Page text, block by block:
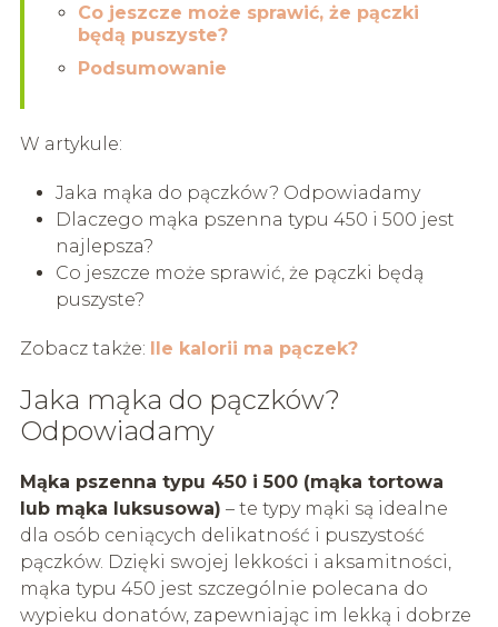
Co jeszcze może sprawić, że pączki
będą puszyste?
Podsumowanie
W artykule:
Jaka mąka do pączków? Odpowiadamy
Dlaczego mąka pszenna typu 450 i 500 jest
najlepsza?
Co jeszcze może sprawić, że pączki będą
puszyste?
Zobacz także: Ile kalorii ma pączek?
Jaka mąka do pączków?
Odpowiadamy
Mąka pszenna typu 450 i 500 (mąka tortowa
lub mąka luksusowa) – te typy mąki są idealne
dla osób ceniących delikatność i puszystość
pączków. Dzięki swojej lekkości i aksamitności,
mąka typu 450 jest szczególnie polecana do
wypieku donatów, zapewniając im lekką i dobrze